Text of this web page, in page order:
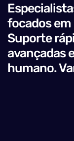
focados
Suporte
avançadas
humano.